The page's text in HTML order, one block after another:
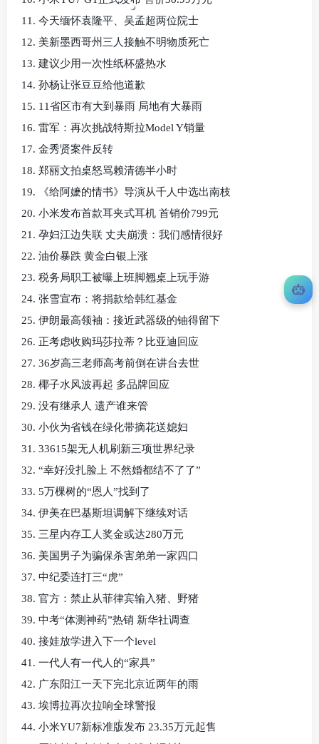
11. 今天缅怀袁隆平、吴孟超两位院士
12. 美新墨西哥州三人接触不明物质死亡
13. 建议少用一次性纸杯盛热水
14. 孙杨让张豆豆给他道歉
15. 11省区市有大到暴雨 局地有大暴雨
16. 雷军：再次挑战特斯拉Model Y销量
17. 金秀贤案件反转
18. 郑丽文拍桌怒骂赖清德半小时
19. 《给阿嬷的情书》导演从千人中选出南枝
20. 小米发布首款耳夹式耳机 首销价799元
21. 孕妇江边失联 丈夫崩溃：我们感情很好
22. 油价暴跌 黄金白银上涨
23. 税务局职工被曝上班脚翘桌上玩手游
24. 张雪宣布：将捐款给韩红基金
25. 伊朗最高领袖：接近武器级的铀得留下
26. 正考虑收购玛莎拉蒂？比亚迪回应
27. 36岁高三老师高考前倒在讲台去世
28. 椰子水风波再起 多品牌回应
29. 没有继承人 遗产谁来管
30. 小伙为省钱在绿化带摘花送媳妇
31. 33615架无人机刷新三项世界纪录
32. “幸好没扎脸上 不然婚都结不了了”
33. 5万棵树的“恩人”找到了
34. 伊美在巴基斯坦调解下继续对话
35. 三星内存工人奖金或达280万元
36. 美国男子为骗保杀害弟弟一家四口
37. 中纪委连打三“虎”
38. 官方：禁止从菲律宾输入猪、野猪
39. 中考“体测神药”热销 新华社调查
40. 接娃放学进入下一个level
41. 一代人有一代人的“家具”
42. 广东阳江一天下完北京近两年的雨
43. 埃博拉再次拉响全球警报
44. 小米YU7新标准版发布 23.35万元起售